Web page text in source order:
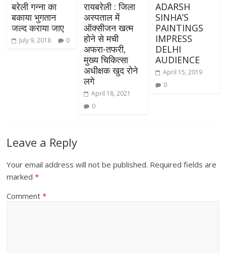
बरेली गन्ना का
बकाया भुगतान
जल्द कराया जाए
July 9, 2018 0
रायबरेली : जिला
अस्पताल में
ऑक्सीजन खत्म
होने से मची
अफरा-तफरी,
मुख्य चिकित्सा
अधीक्षक खुद रोने
लगे
April 18, 2021
0
ADARSH
SINHA’S
PAINTINGS
IMPRESS
DELHI
AUDIENCE
April 15, 2019
0
Leave a Reply
Your email address will not be published. Required fields are
marked*
Comment*